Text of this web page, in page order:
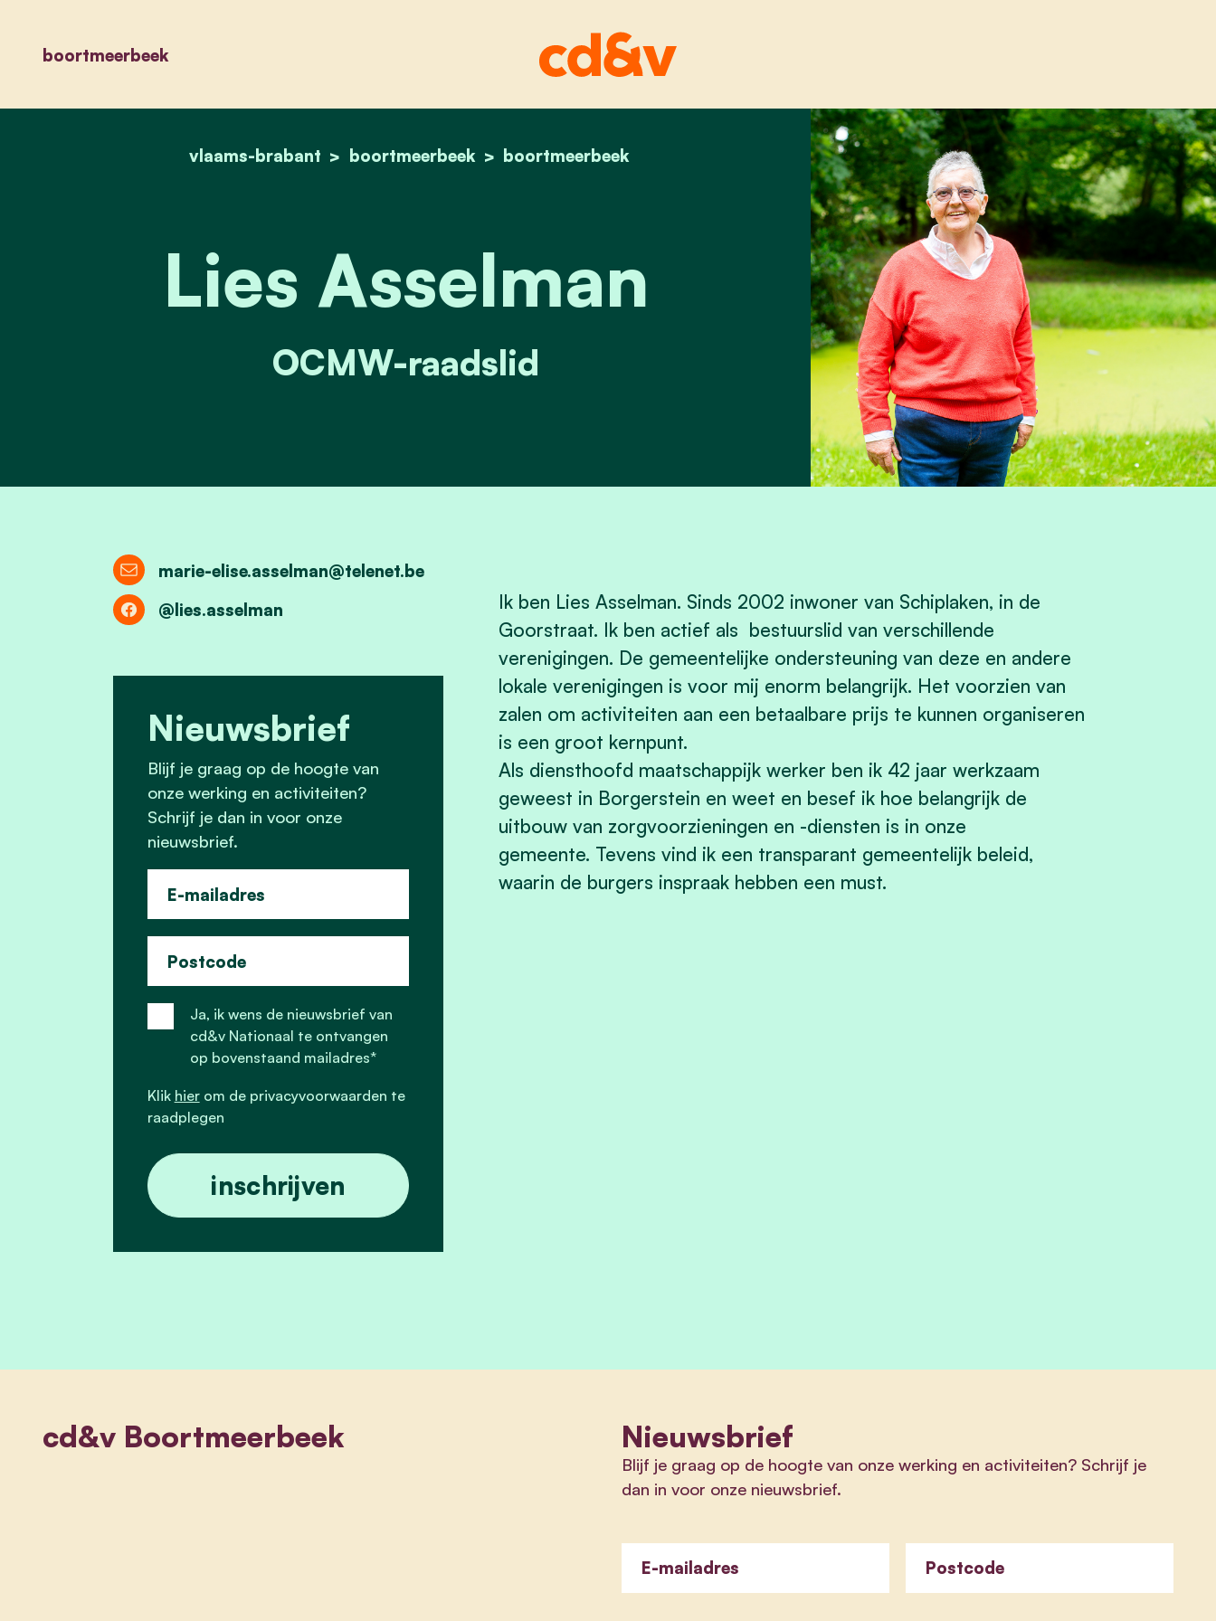
boortmeerbeek
home
vlaams-brabant boortmeerbeek boortmeerbeek
lies asselman
Lies Asselman
OCMW-raadslid
Ik ben Lies Asselman. Sinds 2002 inwoner van Schiplaken, in de
Goorstraat. Ik ben actief als bestuurslid van verschillende
verenigingen. De gemeentelijke ondersteuning van deze en andere
lokale verenigingen is voor mij enorm belangrijk. Het voorzien van
zalen om activiteiten aan een betaalbare prijs te kunnen organiseren
is een groot kernpunt.
Als diensthoofd maatschappijk werker ben ik 42 jaar werkzaam
geweest in Borgerstein en weet en besef ik hoe belangrijk de
uitbouw van zorgvoorzieningen en -diensten is in onze
gemeente. Tevens vind ik een transparant gemeentelijk beleid,
waarin de burgers inspraak hebben een must.
marie-elise.asselman@telenet.be
@lies.asselman
Nieuwsbrief
Blijf je graag op de hoogte van
onze werking en activiteiten?
Schrijf je dan in voor onze
nieuwsbrief.
E-mailadres
Postcode
Ja, ik wens de nieuwsbrief van
cd&v Nationaal te ontvangen
op bovenstaand mailadres*
Klik hierom de privacyvoorwaarden te
raadplegen
cd&v Boortmeerbeek Nieuwsbrief
Blijf je graag op de hoogte van onze werking en activiteiten? Schrijf je
dan in voor onze nieuwsbrief.
E-mailadres Postcode